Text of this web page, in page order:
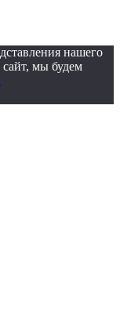
нашего
мы будем